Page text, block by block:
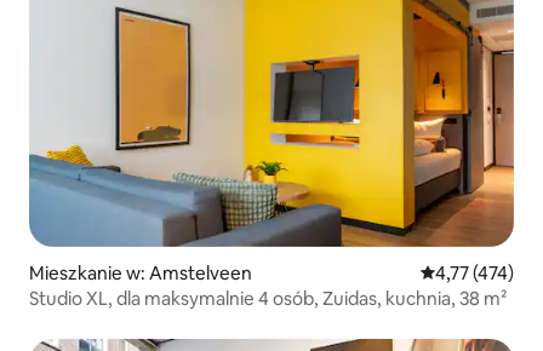
Mieszkanie w: Amstelveen Średnia
4,77 (474)
Studio XL, dla maksymalnie 4 osób, Zuidas, kuchnia, 38 m²